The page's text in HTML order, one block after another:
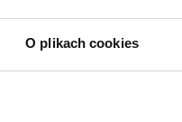
O plikach cookies